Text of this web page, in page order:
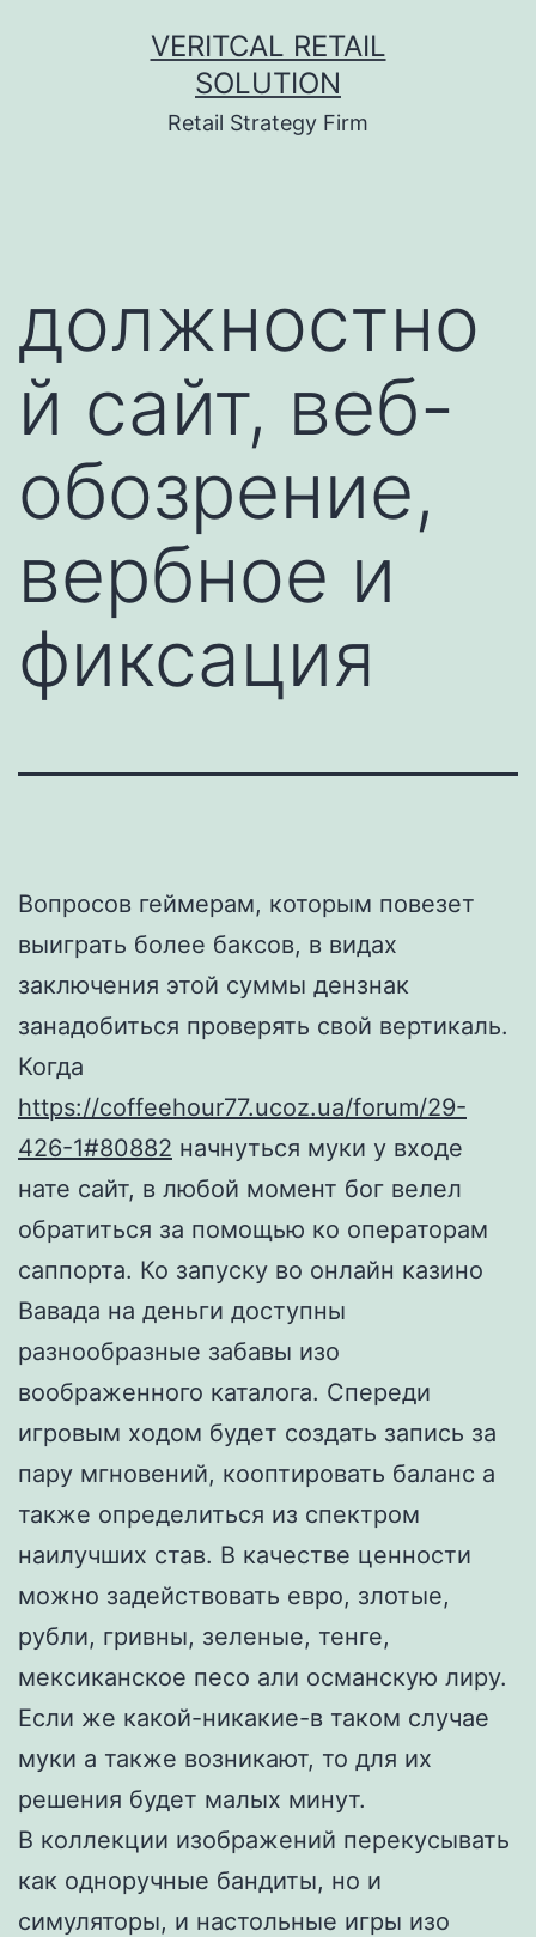
VERITCAL RETAIL
SOLUTION
Retail Strategy Firm
должностно
й сайт, веб-
обозрение,
вербное и
фиксация
Вопросов геймерам, которым повезет
выиграть более баксов, в видах
заключения этой суммы дензнак
занадобиться проверять свой вертикаль.
Когда
https://coffeehour77.ucoz.ua/forum/29-
426-1#80882 начнуться муки у входе
нате сайт, в любой момент бог велел
обратиться за помощью ко операторам
саппорта. Ко запуску во онлайн казино
Вавада на деньги доступны
разнообразные забавы изо
воображенного каталога. Спереди
игровым ходом будет создать запись за
пару мгновений, кооптировать баланс а
также определиться из спектром
наилучших став. В качестве ценности
можно задействовать евро, злотые,
рубли, гривны, зеленые, тенге,
мексиканское песо али османскую лиру.
Если же какой-никакие-в таком случае
муки а также возникают, то для их
решения будет малых минут.
В коллекции изображений перекусывать
как одноручные бандиты, но и
симуляторы, и настольные игры изо